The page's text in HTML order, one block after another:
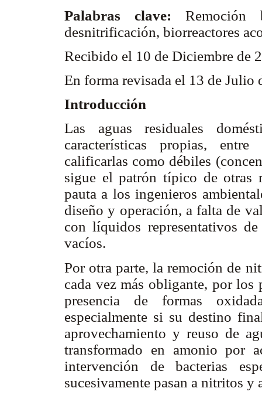
Palabras clave: Remoción
desnitrificación, biorreactores
Recibido el 10 de Diciembre de
En forma revisada el 13 de Julio
Introducción
Las aguas residuales
características propias,
calificarlas como débiles
sigue el patrón típico de otras
pauta a los ingenieros
diseño y operación, a falta de
con líquidos representativos
vacíos.
Por otra parte, la remoción de
cada vez más obligante, por los
presencia de formas
especialmente si su destino
aprovechamiento y reuso de
transformado en amonio por
intervención de bacterias
sucesivamente pasan a nitritos y